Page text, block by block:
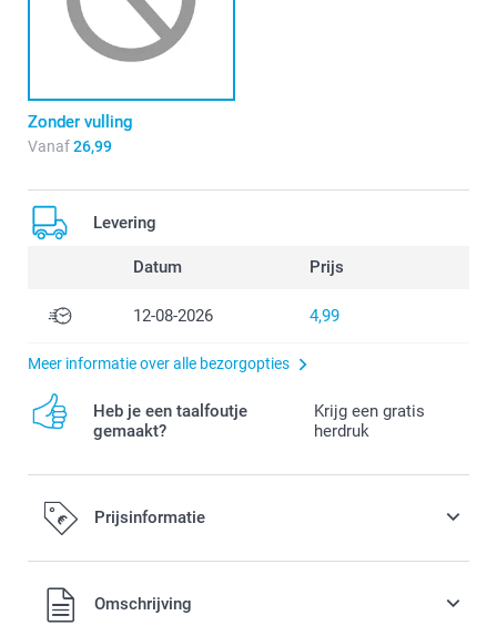
Zonder vulling
Vanaf26,99
Levering
Datum Prijs
12-08-2026 4,99
Meer informatie over alle bezorgopties
Heb je een taalfoutje
gemaakt?
Krijg een gratis
herdruk
Prijsinformatie
Alle prijzen zijn in EURO (€) inclusief BTW en exclusief
verzendkosten.Omschrijving